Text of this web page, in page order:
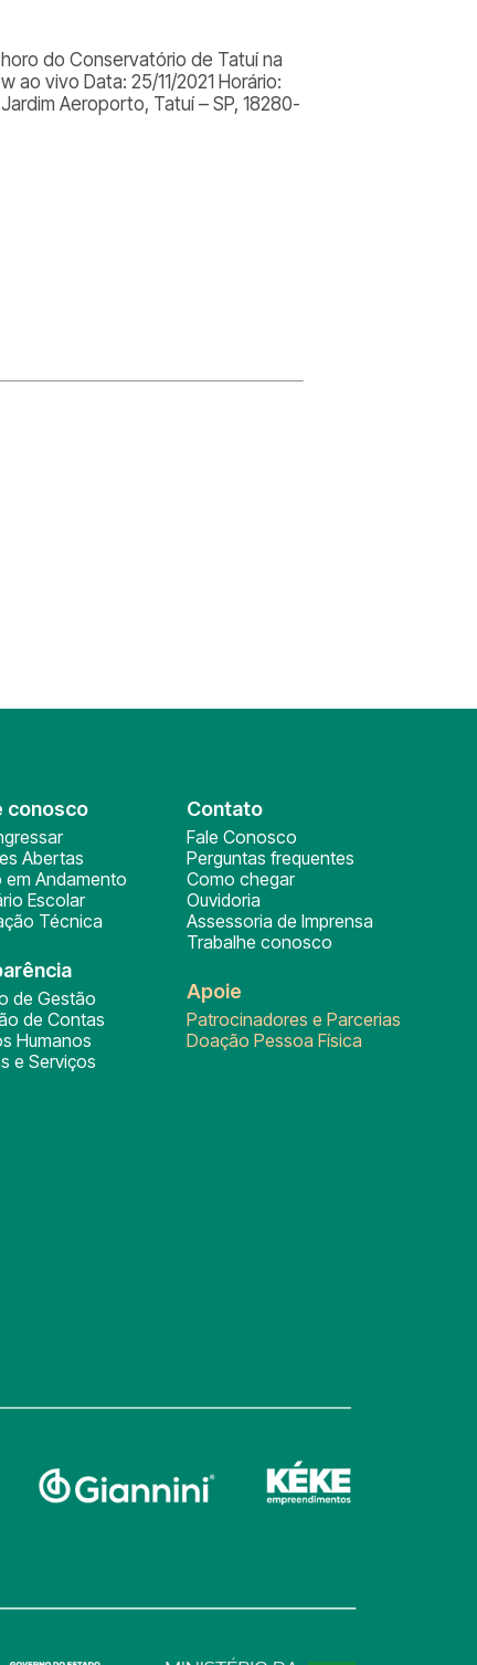
do Conservatório de Tatuí na
ao vivo Data: 25/11/2021 Horário:
Aeroporto, Tatuí – SP, 18280-
conosco
Abertas
em Andamento
Escolar
Técnica
de Gestão
de Contas
Humanos
e Serviços
Contato
Fale Conosco
Perguntas frequentes
Como chegar
Ouvidoria
Assessoria de Imprensa
Trabalhe conosco
Apoie
Patrocinadores e Parcerias
Doação Pessoa Física